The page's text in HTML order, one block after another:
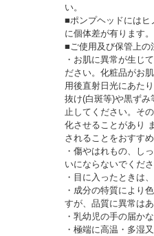
い。
■ポンプヘッドにはヒ
に個体差が有ります。
■ご使用及び保管上
・お肌に異常が生じ
ださい。化粧品がお
用後直射日光にあた
抜け(白斑等)や黒ず
止してください。そ
化させることがあり
されることをおすすめ
・傷やはれもの、し
いにならないでくださ
・目に入ったときは
・成分の特質により
すが、品質に異常はあ
・乳幼児の手の届か
・極端に高温・多湿